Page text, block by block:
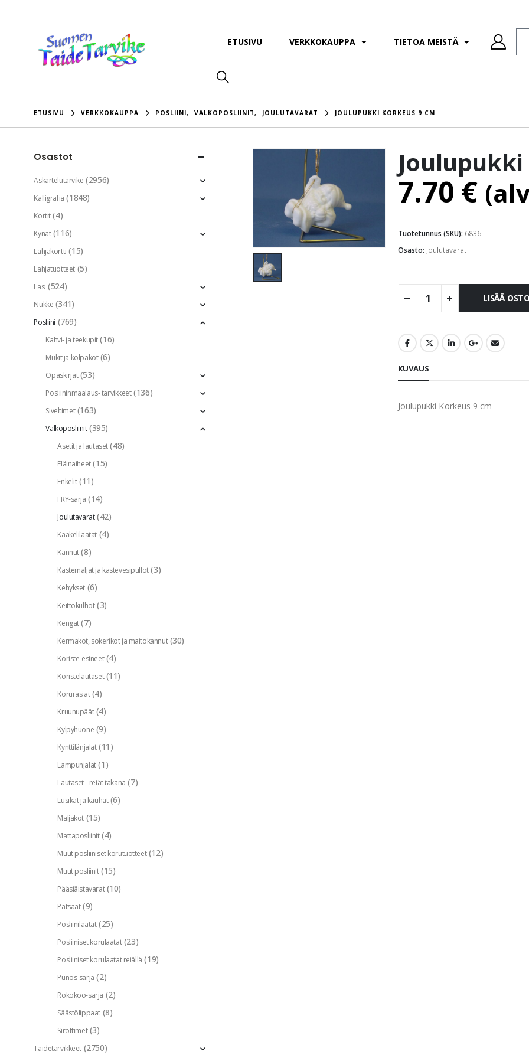
ETUSIVU VERKKOKAUPPA TIETOA MEISTÄ
ETUSIVU VERKKOKAUPPA POSLIINI, VALKOPOSLIINIT, JOULUTAVARAT JOULUPUKKI KORKEUS 9 CM
7.70 €
Tuotetunnus (SKU): 6836
Osasto: Joulutavarat
LISÄÄ
KUVAUS
Joulupukki Korkeus 9 cm
Osastot
Askartelutarvike (2956)
Kalligrafia (1848)
Kortit (4)
Kynät (116)
Lahjakortti (15)
Lahjatuotteet (5)
Lasi (524)
Nukke (341)
Posliini (769)
Kahvi- ja teekupit (16)
Mukit ja kolpakot (6)
Opaskirjat (53)
Posliininmaalaus- tarvikkeet (136)
Siveltimet (163)
Valkoposliinit (395)
Asetit ja lautaset (48)
Eläinaiheet (15)
Enkelit (11)
FRY-sarja (14)
Joulutavarat (42)
Kaakelilaatat (4)
Kannut (8)
Kastemaljat ja kastevesipullot (3)
Kehykset (6)
Keittokulhot (3)
Kengät (7)
Kermakot, sokerikot ja maitokannut (30)
Koriste-esineet (4)
Koristelautaset (11)
Korurasiat (4)
Kruunupäät (4)
Kylpyhuone (9)
Kynttilänjalat (11)
Lampunjalat (1)
Lautaset - reiät takana (7)
Lusikat ja kauhat (6)
Maljakot (15)
Mattaposliinit (4)
Muut posliiniset korutuotteet (12)
Muut posliinit (15)
Pääsiäistavarat (10)
Patsaat (9)
Posliinilaatat (25)
Posliiniset korulaatat (23)
Posliiniset korulaatat reiällä (19)
Punos-sarja (2)
Rokokoo-sarja (2)
Säästölippaat (8)
Sirottimet (3)
Taidetarvikkeet (2750)